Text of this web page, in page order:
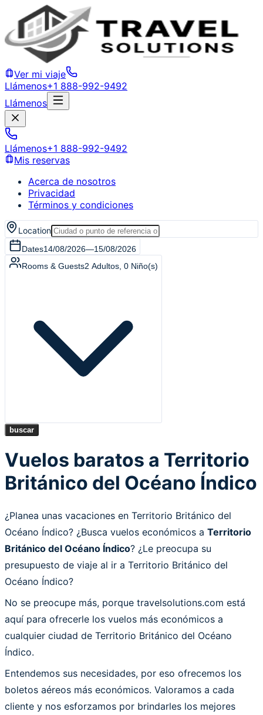
Ver mi viaje
Llámenos+1 888-992-9492
Llámenos
Llámenos+1 888-992-9492
Mis reservas
Acerca de nosotros
Privacidad
Términos y condiciones
Location
Dates14/08/2026—15/08/2026
Rooms & Guests2 Adultos 0 Niño(s)
buscar
Vuelos baratos a Territorio
Británico del Océano Índico
¿Planea unas vacaciones en Territorio Británico del
Océano Índico? ¿Busca vuelos económicos a Territorio
Británico del Océano Índico? ¿Le preocupa su
presupuesto de viaje al ir a Territorio Británico del
Océano Índico?
No se preocupe más, porque travelsolutions.com está
aquí para ofrecerle los vuelos más económicos a
cualquier ciudad de Territorio Británico del Océano
Índico.
Entendemos sus necesidades, por eso ofrecemos los
boletos aéreos más económicos. Valoramos a cada
cliente y nos esforzamos por brindarles los mejores